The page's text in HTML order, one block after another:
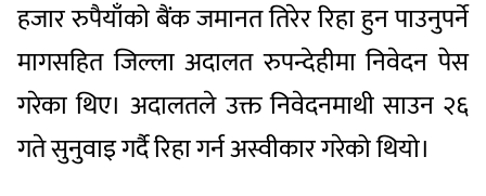
हजार रुपैयाँको बैंक जमानत तिरेर रिहा हुन पाउनुपर्ने
मागसहित जिल्ला अदालत रुपन्देहीमा निवेदन पेस
गरेका थिए। अदालतले उक्त निवेदनमाथी साउन २६
गते सुनुवाइ गर्दै रिहा गर्न अस्वीकार गरेको थियो।